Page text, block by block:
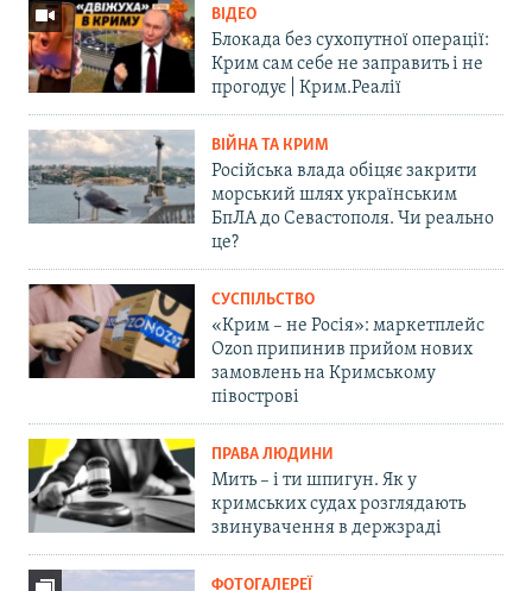
ВІДЕО
Блокада без сухопутної операції:
Крим сам себе не заправить і не
прогодує | Крим.Реалії
ВІЙНА ТА КРИМ
Російська влада обіцяє закрити
морський шлях українським
БпЛА до Севастополя. Чи реально
це?
СУСПІЛЬСТВО
«Крим – не Росія»: маркетплейс
Ozon припинив прийом нових
замовлень на Кримському
півострові
ПРАВА ЛЮДИНИ
Мить – і ти шпигун. Як у
кримських судах розглядають
звинувачення в держзраді
ФОТОГАЛЕРЕЇ